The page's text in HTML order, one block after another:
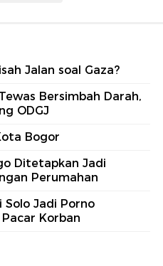
Jalan soal Gaza?
Bersimbah Darah,
ODGJ
Bogor
Ditetapkan Jadi
Perumahan
Solo Jadi Porno
Korban